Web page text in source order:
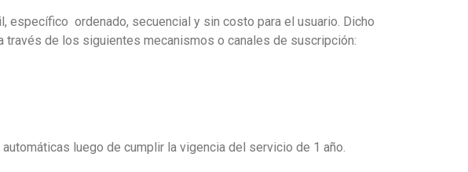
específico ordenado, secuencial y sin costo para el usuario. Dicho
través de los siguientes mecanismos o canales de suscripción:
luego de cumplir la vigencia del servicio de 1 año.